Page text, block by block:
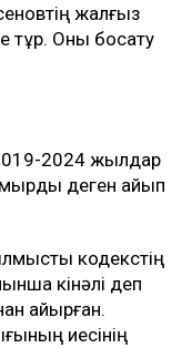
жалғыз
тұр. Оны босату
2024 жылдар
деген айып
кодекстің
кінәлі деп
айырған.
иесінің